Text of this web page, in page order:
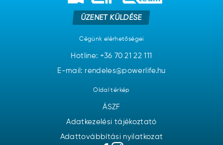
ÜZENET KÜLDÉSE
Cégünk elérhetőségei
Hotline: +36 70 21 22 111
E-mail: rendeles@powerlife.hu
Oldal térkép
ÁSZF
Adatkezelési tájékoztató
Adattovábbítási nyilatkozat